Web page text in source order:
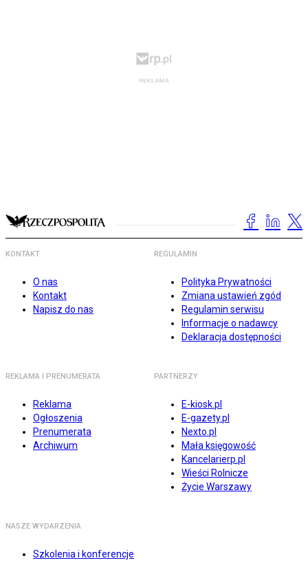
KONTAKT
O nas
Kontakt
Napisz do nas
REGULAMIN
Polityka Prywatności
Zmiana ustawień zgód
Regulamin serwisu
Informacje o nadawcy
Deklaracja dostępności
REKLAMA I PRENUMERATA
Reklama
Ogłoszenia
Prenumerata
Archiwum
PARTNERZY
E-kiosk.pl
E-gazety.pl
Nexto.pl
Mała księgowość
Kancelarierp.pl
Wieści Rolnicze
Życie Warszawy
NASZE WYDARZENIA
Szkolenia i konferencje